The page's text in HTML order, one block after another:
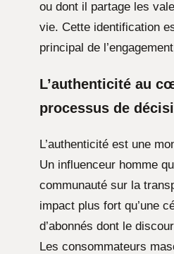
ou dont il partage les
vie. Cette identification
principal de
L’authenticité au
processus de
L’authenticité est une
Un influenceur homme
communauté sur la
impact plus fort qu’une
d’abonnés dont le
Les consommateurs